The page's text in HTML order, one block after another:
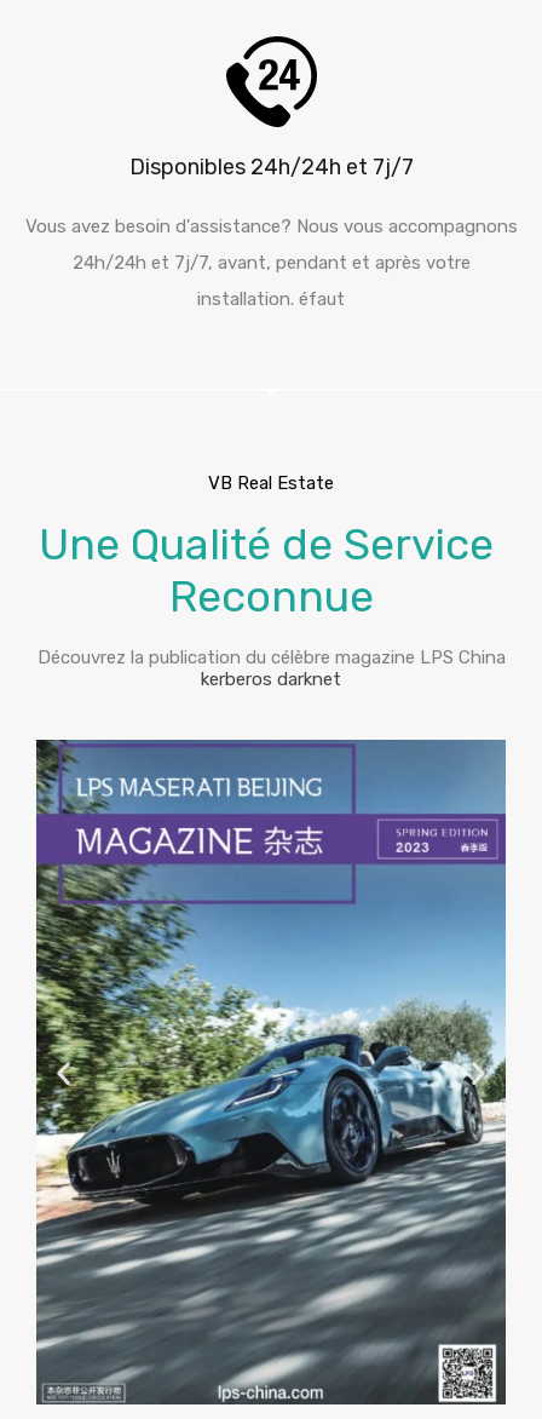
Disponibles 24h/24h et 7j/7
Vous avez besoin d'assistance? Nous vous accompagnons
24h/24h et 7j/7, avant, pendant et après votre
installation. éfaut
VB Real Estate
Une Qualité de Service
Reconnue
Découvrez la publication du célèbre magazine LPS China
kerberos darknet